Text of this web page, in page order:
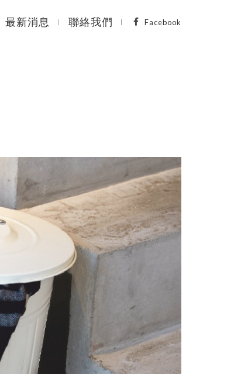
最新消息 聯絡我們 Facebook